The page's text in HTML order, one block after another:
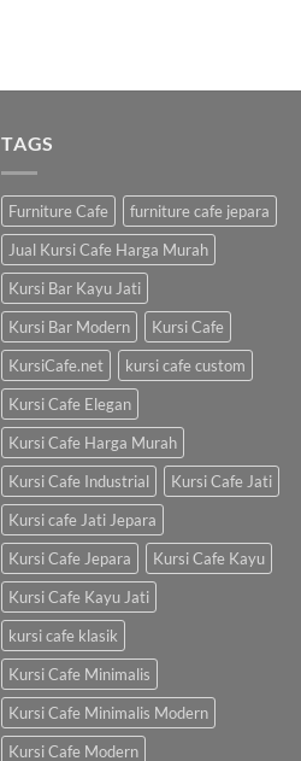
TAGS
Furniture Cafe
furniture cafe jepara
Jual Kursi Cafe Harga Murah
Kursi Bar Kayu Jati
Kursi Bar Modern
Kursi Cafe
KursiCafe.net
kursi cafe custom
Kursi Cafe Elegan
Kursi Cafe Harga Murah
Kursi Cafe Industrial
Kursi Cafe Jati
Kursi cafe Jati Jepara
Kursi Cafe Jepara
Kursi Cafe Kayu
Kursi Cafe Kayu Jati
kursi cafe klasik
Kursi Cafe Minimalis
Kursi Cafe Minimalis Modern
Kursi Cafe Modern